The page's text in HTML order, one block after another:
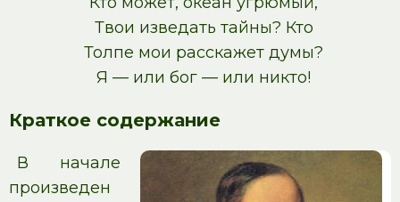
Твои изведать тайны? Кто
Толпе мои расскажет думы?
Я — или бог — или никто!
Краткое содержание
В начале
произведен